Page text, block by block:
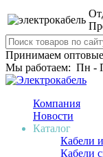
Принимаем оптовые
Мы работаем: Пн -
Компания
Новости
Каталог
Кабели
Кабели